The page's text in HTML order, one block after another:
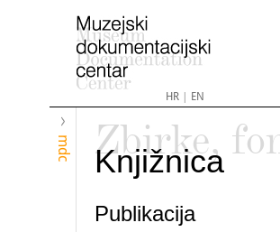
HR| EN
mdc
Zbirke,
Knjižnica
Publikacija